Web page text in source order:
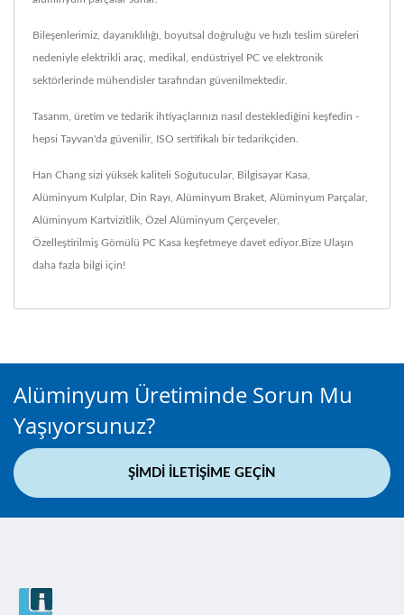
Bileşenlerimiz, dayanıklılığı, boyutsal doğruluğu ve hızlı teslim süreleri
nedeniyle elektrikli araç, medikal, endüstriyel PC ve elektronik
sektörlerinde mühendisler tarafından güvenilmektedir.
Tasarım, üretim ve tedarik ihtiyaçlarınızı nasıl desteklediğini keşfedin -
hepsi Tayvan'da güvenilir, ISO sertifikalı bir tedarikçiden.
Han Chang sizi yüksek kaliteli Soğutucular, Bilgisayar Kasa,
Alüminyum Kulplar, Din Rayı, Alüminyum Braket, Alüminyum Parçalar,
Alüminyum Kartvizitlik, Özel Alüminyum Çerçeveler,
Özelleştirilmiş Gömülü PC Kasa keşfetmeye davet ediyor. Bize Ulaşın
daha fazla bilgi için!
Alüminyum Üretiminde Sorun Mu
Yaşıyorsunuz?
ŞIMDI İLETIŞIME GEÇIN